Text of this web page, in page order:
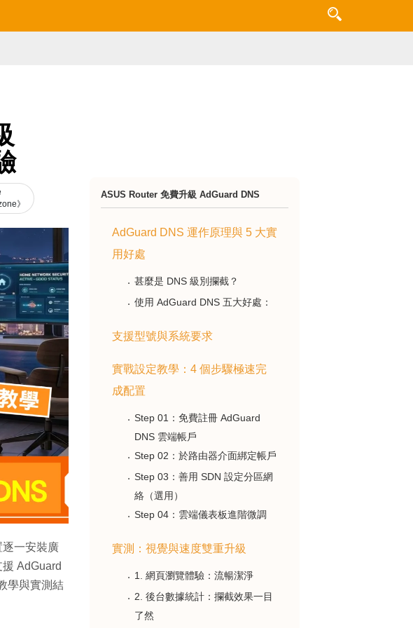
》
一安裝廣
AdGuard
學與實測結
ASUS Router 免費升級 AdGuard DNS
AdGuard DNS 運作原理與 5 大實
用好處
甚麼是 DNS 級別攔截？
使用 AdGuard DNS 五大好處：
支援型號與系統要求
實戰設定教學：4 個步驟極速完
成配置
Step 01：免費註冊 AdGuard
DNS 雲端帳戶
Step 02：於路由器介面綁定帳戶
Step 03：善用 SDN 設定分區網
絡（選用）
Step 04：雲端儀表板進階微調
實測：視覺與速度雙重升級
1. 網頁瀏覽體驗：流暢潔淨
2. 後台數據統計：攔截效果一目
了然